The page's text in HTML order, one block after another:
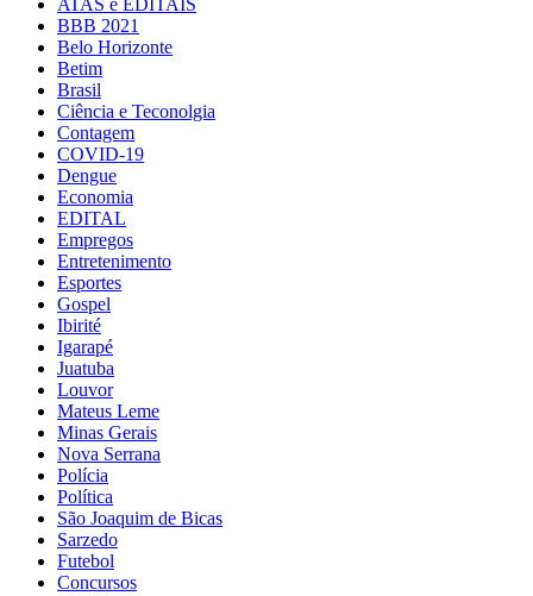
ATAS e EDITAIS
BBB 2021
Belo Horizonte
Betim
Brasil
Ciência e Teconolgia
Contagem
COVID-19
Dengue
Economia
EDITAL
Empregos
Entretenimento
Esportes
Gospel
Ibirité
Igarapé
Juatuba
Louvor
Mateus Leme
Minas Gerais
Nova Serrana
Polícia
Política
São Joaquim de Bicas
Sarzedo
Futebol
Concursos